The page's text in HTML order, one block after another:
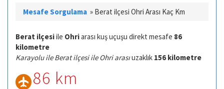
Mesafe Sorgulama » Berat ilçesi Ohri Arası Kaç Km
Berat ilçesiile Ohriarası kuş uçuşu direkt mesafe 86
kilometre
Karayolu ile Berat ilçesi ile Ohri arasıuzaklık 156 kilometre
86 km